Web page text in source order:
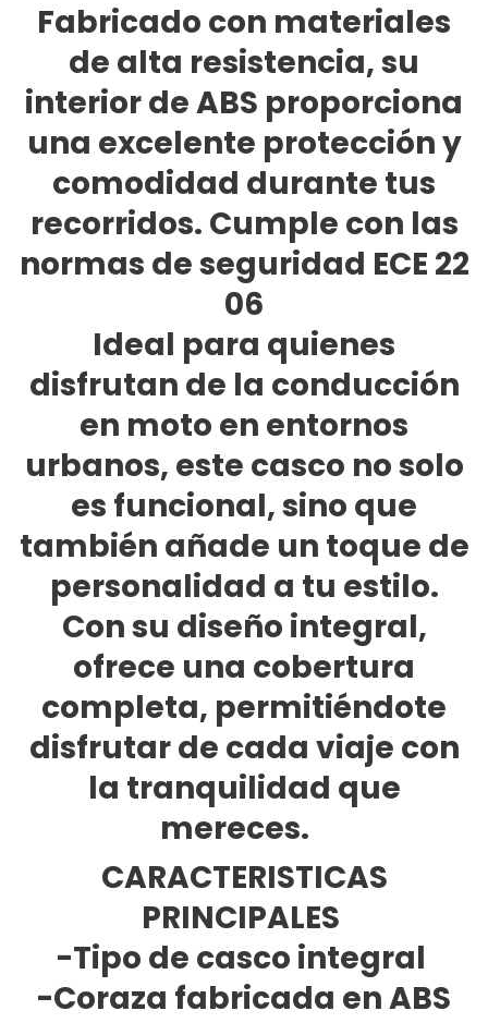
Fabricado con materiales
de alta resistencia, su
interior de ABS proporciona
una excelente protección y
comodidad durante tus
recorridos. Cumple con las
normas de seguridad ECE 22
06
Ideal para quienes
disfrutan de la conducción
en moto en entornos
urbanos, este casco no solo
es funcional, sino que
también añade un toque de
personalidad a tu estilo.
Con su diseño integral,
ofrece una cobertura
completa, permitiéndote
disfrutar de cada viaje con
la tranquilidad que
mereces.
CARACTERISTICAS
PRINCIPALES
-Tipo de casco integral
-Coraza fabricada en ABS